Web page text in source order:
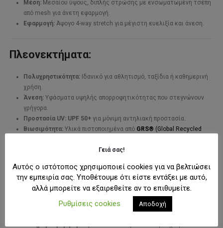
Μέση:Μεσαίου ύψους, διπλής στρώσης με ενσωματωμένη τσέπη
από mesh για άνετη εφαρμογή.
Εφαρμογή:Άψογο 4-way stretch για μέγιστη ευελιξία και άνεση.
Πλεονεκτήματα:
Πολυχρηστικότητα:Ιδανικό για αθλητισμό, ταξίδια ή καθημερινή
χρήση.
Άνεση:Υφάσματα υψηλής απορροφητικότητας που στεγνώνουν
γρήγορα.
Προστασία UV: UPF 50+για μόνιμη αντηλιακή προστασία.
Βιωσιμότητα:Υλικά πιστοποιημένα από GRS® (Global Recycled
Ιδανικό Για:
Αθλητισμό:
Yoga, τρέξιμο ή γυμναστήριο.
Εύκολο στη μεταφορά και κατάλληλο για όλες τις
Γειά σας!
Αυτός ο ιστότοπος χρησιμοποιεί cookies για να βελτιώσει
την εμπειρία σας. Υποθέτουμε ότι είστε εντάξει με αυτό,
αλλά μπορείτε να εξαιρεθείτε αν το επιθυμείτε.
Ρυθμίσεις cookies
Αποδοχή